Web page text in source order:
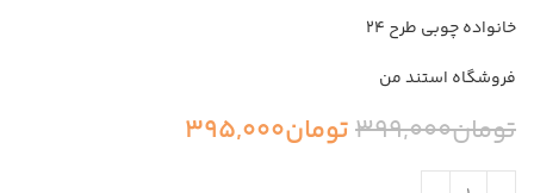
خانواده چوبی طرح ۲۴
فروشگاه استند من
تومان399,000تومان395,000